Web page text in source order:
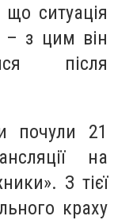
що ситуація
– з цим він
після
почули 21
на
З тієї
краху